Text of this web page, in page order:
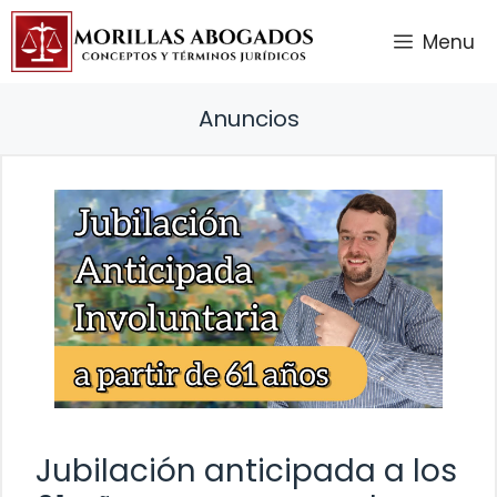
Saltar
contenido
Menu
Anuncios
Jubilación anticipada a los